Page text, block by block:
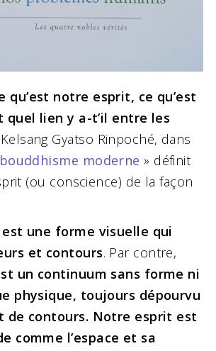
qu’est notre esprit, ce qu’est
quel lien y a-t’il entre les
Gyatso Rinpoché, dans
moderne » définit
(ou conscience) de la façon
une forme visuelle qui
et contours. Par contre,
un continuum sans forme ni
physique, toujours dépourvu
de contours. Notre esprit est
comme l’espace et sa